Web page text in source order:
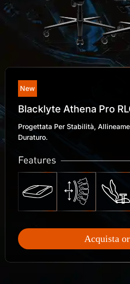
New
Blacklyte Athena Pro
Progettata Per Stabilità,
Duraturo.
Acquista